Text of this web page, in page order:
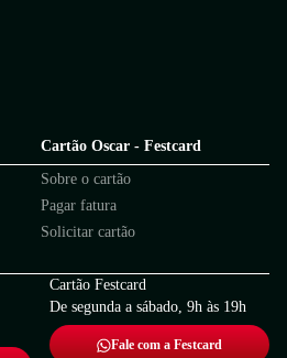
Cartão Oscar - Festcard
Sobre o cartão
Pagar fatura
Solicitar cartão
Cartão Festcard
De segunda a sábado, 9h às 19h
Fale com a Festcard